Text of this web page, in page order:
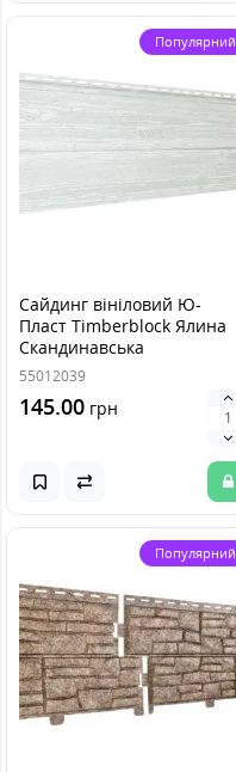
Популярний
Сайдинг вініловий Ю-
Пласт Timberblock Ялина
Скандинавська
55012039
145.00 грн
Популярний